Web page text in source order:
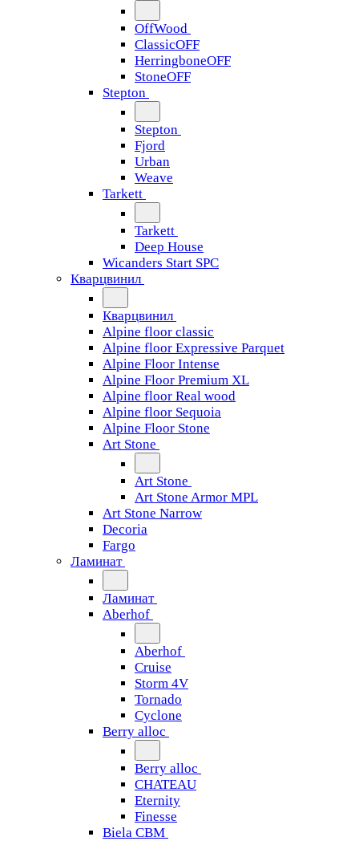
OffWood
ClassicOFF
HerringboneOFF
StoneOFF
Stepton
Stepton
Fjord
Urban
Weave
Tarkett
Tarkett
Deep House
Wicanders Start SPC
Кварцвинил
Кварцвинил
Alpine floor classic
Alpine floor Expressive Parquet
Alpine Floor Intense
Alpine Floor Premium XL
Alpine floor Real wood
Alpine floor Sequoia
Alpine Floor Stone
Art Stone
Art Stone
Art Stone Armor MPL
Art Stone Narrow
Decoria
Fargo
Ламинат
Ламинат
Aberhof
Aberhof
Cruise
Storm 4V
Tornado
Сyclone
Berry alloc
Berry alloc
CHATEAU
Eternity
Finesse
Biela CBM